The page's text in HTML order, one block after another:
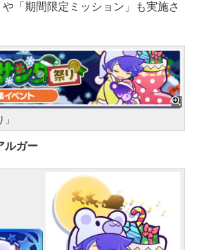
「期間限定ミッション」も実施さ
ルガー